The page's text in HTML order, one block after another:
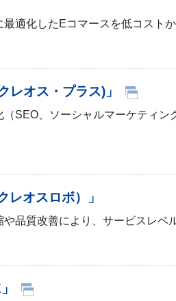
適化したEコマースを低コストか
オス・プラス)」
SEO、ソーシャルマーケティ
オスロボ）」
品質改善により、サービスレベ